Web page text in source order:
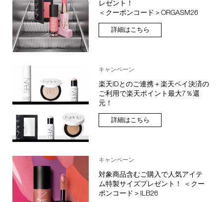
レゼント！
＜クーポンコード＞ORGASM26
詳細はこちら
キャンペーン
楽天IDとのご連携＋楽天ペイ決済の
ご利用で楽天ポイント最大7％還
元！
詳細はこちら
キャンペーン
対象商品含むご購入で人気アイテ
ム特製サイズプレゼント！ ＜クー
ポンコード＞ILB26